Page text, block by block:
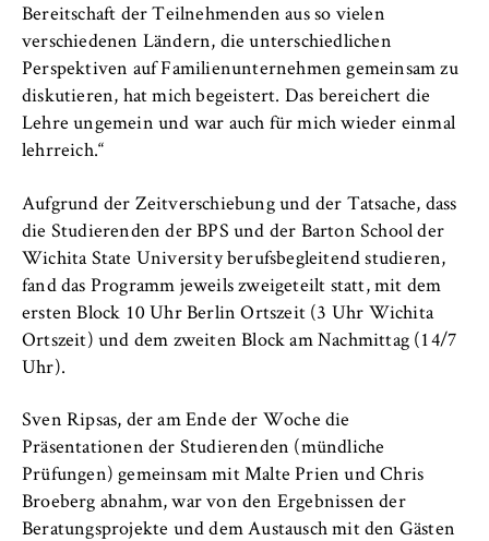
Bereitschaft der Teilnehmenden aus so vielen
verschiedenen Ländern, die unterschiedlichen
Perspektiven auf Familienunternehmen gemeinsam zu
diskutieren, hat mich begeistert. Das bereichert die
Lehre ungemein und war auch für mich wieder einmal
lehrreich.“
Aufgrund der Zeitverschiebung und der Tatsache, dass
die Studierenden der BPS und der Barton School der
Wichita State University berufsbegleitend studieren,
fand das Programm jeweils zweigeteilt statt, mit dem
ersten Block 10 Uhr Berlin Ortszeit (3 Uhr Wichita
Ortszeit) und dem zweiten Block am Nachmittag (14/7
Uhr).
Sven Ripsas, der am Ende der Woche die
Präsentationen der Studierenden (mündliche
Prüfungen) gemeinsam mit Malte Prien und Chris
Broeberg abnahm, war von den Ergebnissen der
Beratungsprojekte und dem Austausch mit den Gästen
Anbieter:
Matomo
Zweck:
Ermöglicht die anonyme Analyse Ihres
Nutzerverhaltens auf unserer Website, um
unser Angebot fortlaufend zu verbessern.
helfen zu verstehen, welche Seiten am
häufigsten besucht werden.
Cookie Laufzeit:
bis zu 13 Monate